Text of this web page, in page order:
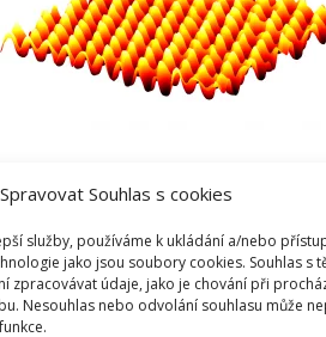
Spravovat Souhlas s cookies
služby, používáme k ukládání a/nebo
jako jsou soubory cookies. Souhlas s
zpracovávat údaje, jako je chování při
Nesouhlas nebo odvolání souhlasu může